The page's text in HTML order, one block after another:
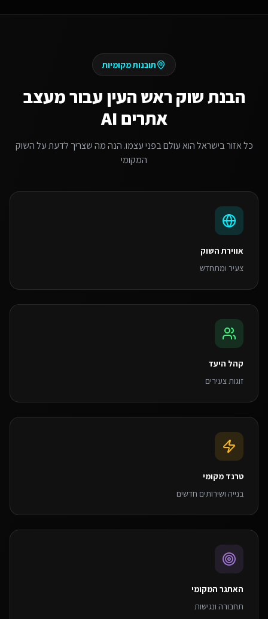
תובנות מקומיות
הבנת שוק ראש העין עבורמעצב
אתרים AI
כל אזור בישראל הוא עולם בפני עצמו. הנה מה שצריך לדעת על השוק
המקומי
אווירת השוק
צעיר ומתחדש
קהל היעד
זוגות צעירים
טרנד מקומי
בנייה ושירותים חדשים
האתגר המקומי
תחבורה ונגישות